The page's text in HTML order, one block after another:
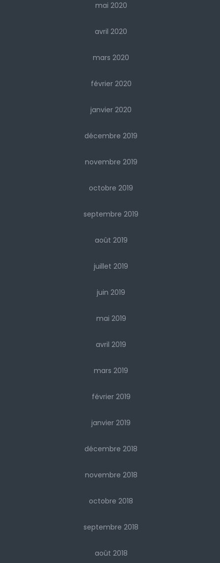
mai 2020
avril 2020
mars 2020
février 2020
janvier 2020
décembre 2019
novembre 2019
octobre 2019
septembre 2019
août 2019
juillet 2019
juin 2019
mai 2019
avril 2019
mars 2019
février 2019
janvier 2019
décembre 2018
novembre 2018
octobre 2018
septembre 2018
août 2018